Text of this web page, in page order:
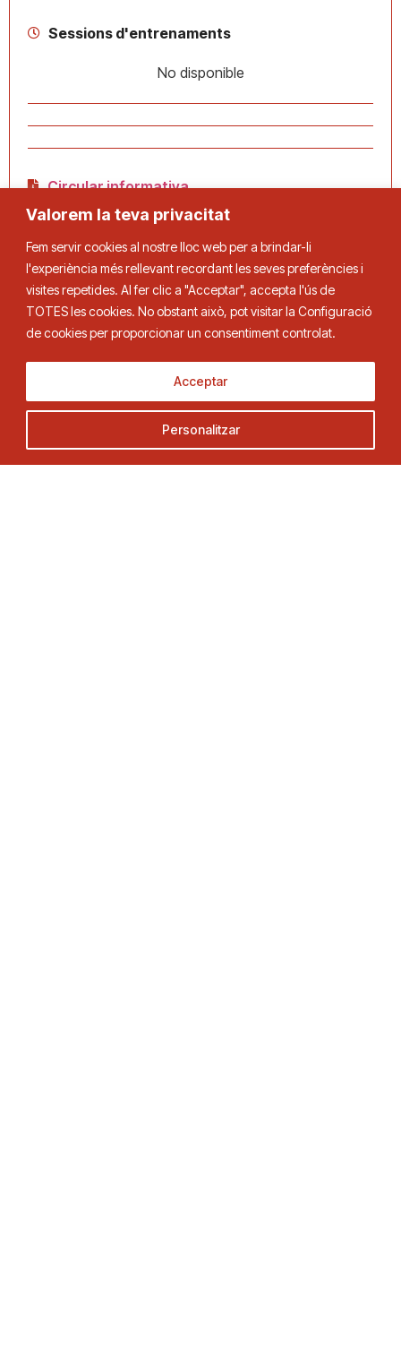
Valorem la teva privacitat
Fem servir cookies al nostre lloc web per a brindar-li
l'experiència més rellevant recordant les seves preferències i
visites repetides. Al fer clic a "Acceptar", accepta l'ús de
TOTES les cookies. No obstant això, pot visitar la Configuració
de cookies per proporcionar un consentiment controlat.
Personalitzar
Acceptar
Sessions d'entrenaments
No disponible
Circular informativa
Comparteix